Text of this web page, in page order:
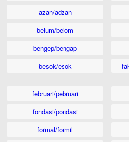
azan/adzan
belum/belom
bengep/bengap
besok/esok
februari/pebruari
fondasi/pondasi
formal/formil